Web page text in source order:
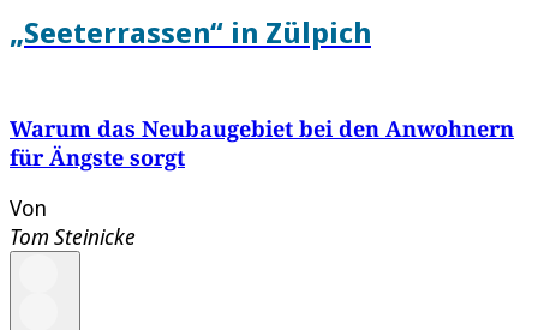
„Seeterrassen“ in Zülpich
Warum das Neubaugebiet bei den Anwohnern
für Ängste sorgt
Von
Tom Steinicke